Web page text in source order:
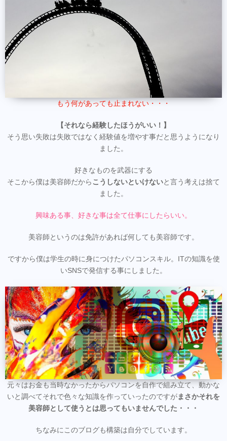
もう何があっても止まれない・・・
【それなら経験したほうがいい！】
そう思い失敗は失敗ではなく経験値を増やす事だと思うようになり
ました。
好きなものを武器にする
そこから僕は美容師だからこうしないといけないと言う考えは捨て
ました。
興味ある事、好きな事は全て仕事にしたらいい。
美容師というのは免許があれば何しても美容師です。
ですから僕は学生の時に身につけたパソコンスキル。ITの知識を使
いSNSで発信する事にしました。
元々はお金も当時なかったからパソコンを自作で組み立て、動かな
いと調べてそれで色々な知識を作っていったのですがまさかそれを
美容師として使うとは思ってもいませんでした・・・
ちなみにこのブログも構築は自分でしています。